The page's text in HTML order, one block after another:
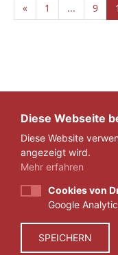
« 1 ... 9
IMPRESSUM
© 2026 ZEIT FÜR
Diese Webseite
Diese Website
angezeigt wird.
Mehr erfahren
Cookies von
Google
SPEICHERN